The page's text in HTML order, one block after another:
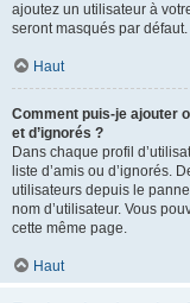
ajoutez un utilisateur à
seront masqués par défaut.
Haut
Comment puis-je ajouter
et d’ignorés ?
Dans chaque profil
liste d’amis ou d’ignorés.
utilisateurs depuis le
nom d’utilisateur. Vous
cette même page.
Haut